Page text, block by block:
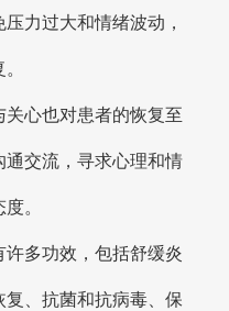
力过大和情绪波动，
心也对患者的恢复至
通交流，寻求心理和情
。
多功效，包括舒缓炎
、抗菌和抗病毒、保